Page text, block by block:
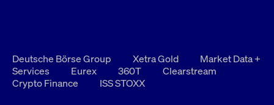
Deutsche Börse Group Xetra Gold
Market Data +
Services
Eurex 360T
Clearstream
Crypto Finance
ISS STOXX